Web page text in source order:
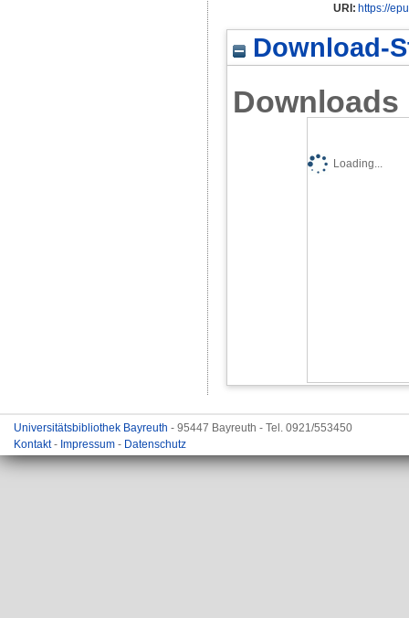
URI: https://
Download-
Downloads
Loading...
Universitätsbibliothek Bayreuth - 95447 Bayreuth - Tel. 0921/553450
Kontakt- Impressum - Datenschutz